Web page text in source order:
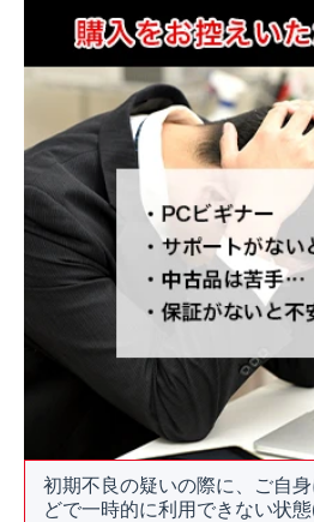
初期不良の疑いの際に、ご自
どで一時的に利用できない状態